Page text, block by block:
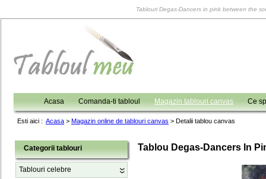
Tablouri Degas-Dancers in pink between the
Acasa Comanda-ti tabloul Magazin tablouri canvas Ce
Esti aici : Acasa > Magazin online de tablouri canvas > Detalii tablou canvas
Categorii tablouri
Tablouri celebre
Tablou Degas-Dancers In